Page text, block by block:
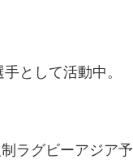
として活動中。
ラグビーアジア